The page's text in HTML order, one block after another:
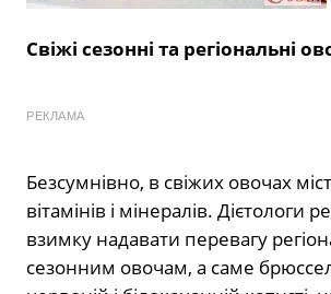
Свіжі сезонні та регіональні
РЕКЛАМА
Безсумнівно, в свіжих овочах
вітамінів і мінералів. Дієтологи
взимку надавати перевагу
сезонним овочам, а саме